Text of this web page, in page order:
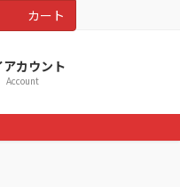
カート
アカウント
Account